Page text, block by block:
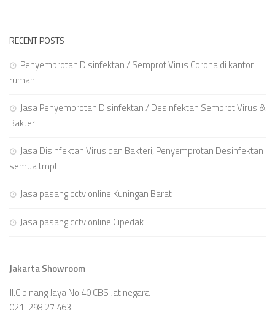
RECENT POSTS
Penyemprotan Disinfektan / Semprot Virus Corona di kantor
rumah
Jasa Penyemprotan Disinfektan / Desinfektan Semprot Virus &
Bakteri
Jasa Disinfektan Virus dan Bakteri, Penyemprotan Desinfektan
semua tmpt
Jasa pasang cctv online Kuningan Barat
Jasa pasang cctv online Cipedak
Jakarta Showroom
Jl.Cipinang Jaya No.40 CBS Jatinegara